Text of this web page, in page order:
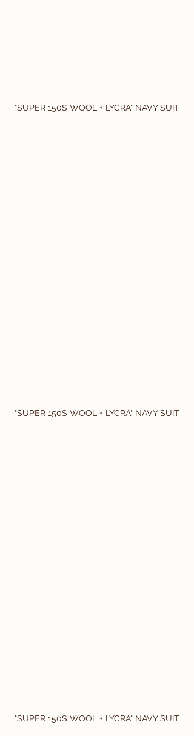
"SUPER 150S WOOL + LYCRA" NAVY SUIT
"SUPER 150S WOOL + LYCRA" NAVY SUIT
"SUPER 150S WOOL + LYCRA" NAVY SUIT